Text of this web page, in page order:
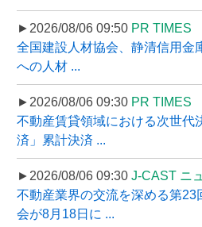
►2026/08/06 09:50 PR TIMES
全国建設人材協会、静清信用金
への人材 ...
►2026/08/06 09:30 PR TIMES
不動産賃貸領域における次世代
済」累計決済 ...
►2026/08/06 09:30 J-CAST ニ
不動産業界の交流を深める第23
会が8月18日に ...